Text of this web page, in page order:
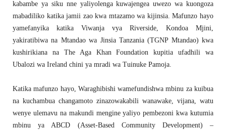
kabambe ya siku nne yaliyolenga kuwajengea uwezo wa kuongoza
mabadiliko katika jamii zao kwa mtazamo wa kijinsia. Mafunzo hayo
yamefanyika katika Viwanja vya Riverside, Kondoa Mjini,
yakiratibiwa na Mtandao wa Jinsia Tanzania (TGNP Mtandao) kwa
kushirikiana na The Aga Khan Foundation kupitia ufadhili wa
Ubalozi wa Ireland chini ya mradi wa Tuinuke Pamoja.
Katika mafunzo hayo, Waraghibishi wamefundishwa mbinu za kuibua
na kuchambua changamoto zinazowakabili wanawake, vijana, watu
wenye ulemavu na makundi mengine yaliyo pembezoni kwa kutumia
mbinu ya ABCD (Asset-Based Community Development) –